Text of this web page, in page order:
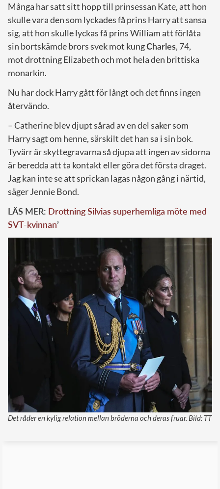
Många har satt sitt hopp till prinsessan Kate, att hon
skulle vara den som lyckades få prins Harry att sansa
sig, att hon skulle lyckas få prins William att förlåta
sin bortskämde brors svek mot kungCharles, 74,
mot drottning Elizabeth och mot hela den brittiska
monarkin.
Nu har dock Harry gått för långt och det finns ingen
återvändo.
– Catherine blev djupt sårad av en del saker som
Harry sagt om henne, särskilt det han sa i sin bok.
Tyvärr är skyttegravarna så djupa att ingen av sidorna
är beredda att ta kontakt eller göra det första draget.
Jag kan inte se att sprickan lagas någon gång i närtid,
säger Jennie Bond.
LÄS MER: Drottning Silvias superhemliga möte med
SVT-kvinnan’
Det råder en kylig relation mellan bröderna och deras fruar. Bild: TT